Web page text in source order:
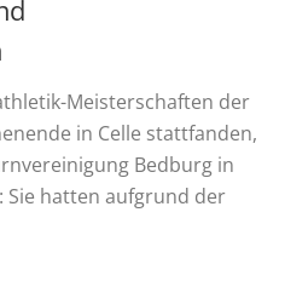
Meisterschaften der
in Celle stattfanden,
Bedburg in
Sie hatten aufgrund der